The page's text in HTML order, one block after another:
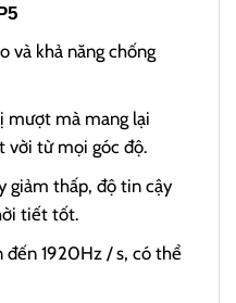
và khả năng chống
mượt mà mang lại
vời từ mọi góc độ.
giảm thấp, độ tin cậy
tiết tốt.
1920Hz / s, có thể